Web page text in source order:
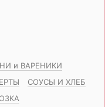
и ВАРЕНИКИ
СОУСЫ И ХЛЕБ